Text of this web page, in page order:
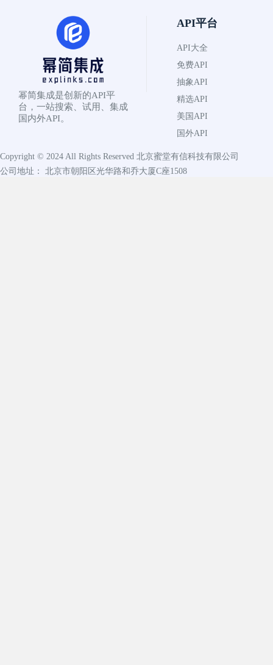
幂简集成是创新的API平
台，一站搜索、试用、集成
国内外API。
API平台
API大全
免费API
抽象API
精选API
美国API
国外API
Copyright © 2024 All Rights Reserved 北京蜜堂有信科技有限公司
公司地址： 北京市朝阳区光华路和乔大厦C座1508